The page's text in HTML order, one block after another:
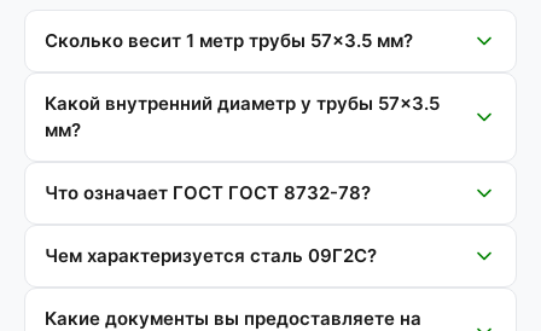
Сколько весит 1 метр трубы 57×3.5 мм?
Какой внутренний диаметр у трубы 57×3.5
мм?
Что означает ГОСТ ГОСТ 8732-78?
Чем характеризуется сталь 09Г2С?
Какие документы вы предоставляете на